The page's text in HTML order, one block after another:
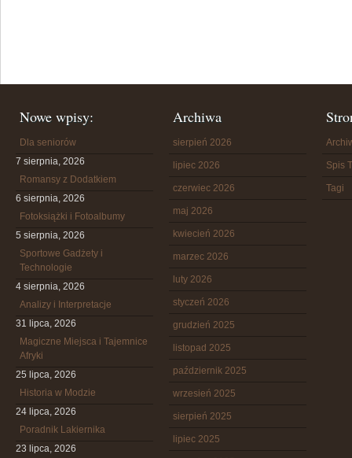
Nowe wpisy:
Dla seniorów
7 sierpnia, 2026
Romansy z Dodatkiem
6 sierpnia, 2026
Fotoksiążki i Fotoalbumy
5 sierpnia, 2026
Sportowe Gadżety i
Technologie
4 sierpnia, 2026
Analizy i Interpretacje
31 lipca, 2026
Magiczne Miejsca i Tajemnice
Afryki
25 lipca, 2026
Historia w Modzie
24 lipca, 2026
Poradnik Lakiernika
23 lipca, 2026
Archiwa
sierpień 2026
lipiec 2026
czerwiec 2026
maj 2026
kwiecień 2026
marzec 2026
luty 2026
styczeń 2026
grudzień 2025
listopad 2025
październik 2025
wrzesień 2025
sierpień 2025
lipiec 2025
Spis
Tagi